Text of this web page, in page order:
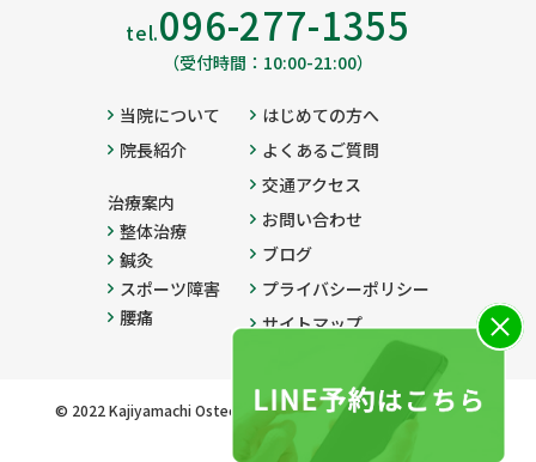
tel.096-277-1355
（受付時間：10:00-21:00）
当院について
院長紹介
治療案内
整体治療
鍼灸
スポーツ障害
腰痛
はじめての方へ
よくあるご質問
交通アクセス
お問い合わせ
ブログ
プライバシーポリシー
サイトマップ
© 2022 Kajiyamachi Osteopathic Clinique All Rights Reserved.